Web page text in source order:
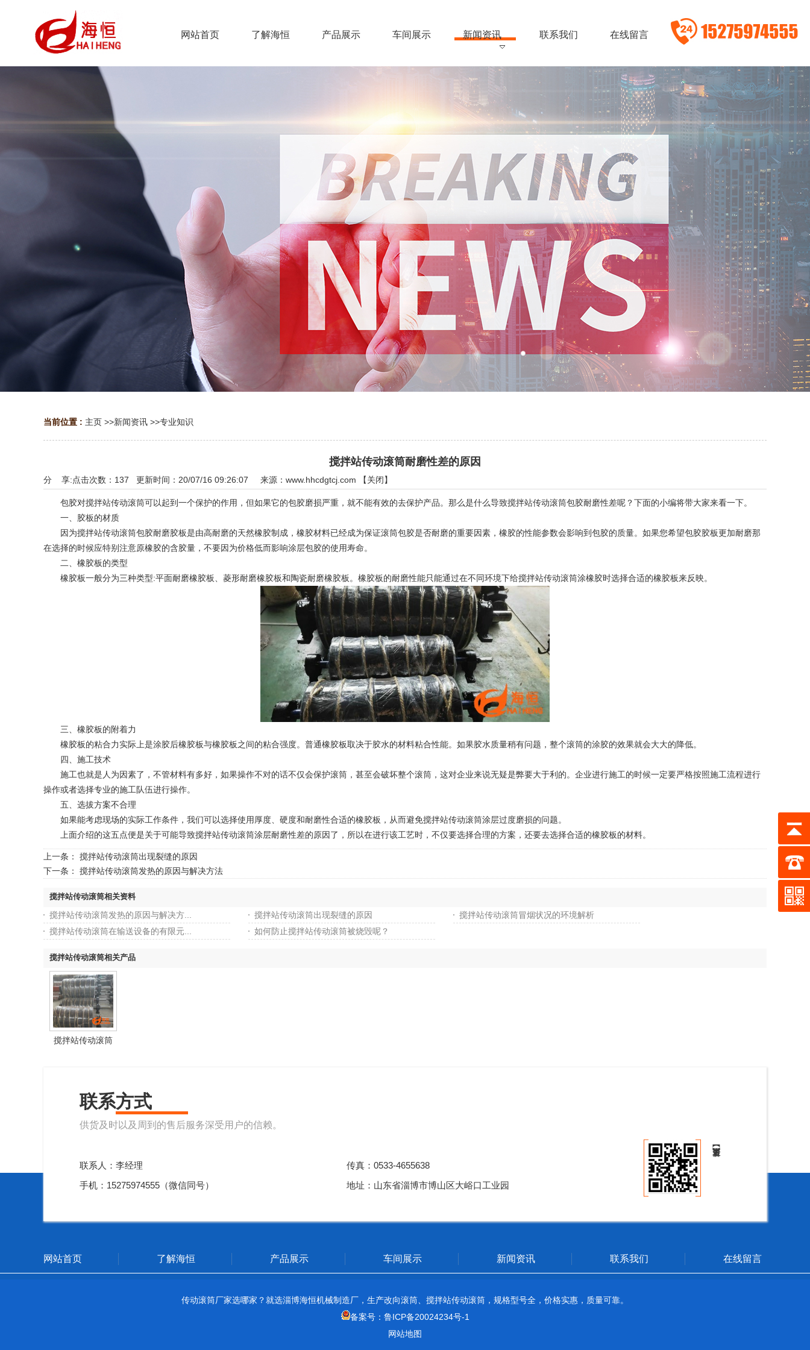
网站首页 了解海恒 产品展示 车间展示 新闻资讯 联系我们 在线留言
当前位置 : 主页 >>新闻资讯 >>专业知识
搅拌站传动滚筒耐磨性差的原因
点击次数： 137 更新时间：20/07/16 09:26:07 来源： www.hhcdgtcj.com 【关闭】
分 享:
包胶对搅拌站传动滚筒可以起到一个保护的作用，但如果它的包胶磨损严重，就不能有效的去保护产品。那么是什么导致搅拌站传动滚筒包胶耐磨性差呢？下面的小编将带大家来看一下。
一、胶板的材质
因为搅拌站传动滚筒包胶耐磨胶板是由高耐磨的天然橡胶制成，橡胶材料已经成为保证滚筒包胶是否耐磨的重要因素，橡胶的性能参数会影响到包胶的质量。如果您希望包胶胶板更加耐磨那
在选择的时候应特别注意原橡胶的含胶量，不要因为价格低而影响涂层包胶的使用寿命。
二、橡胶板的类型
橡胶板一般分为三种类型:平面耐磨橡胶板、菱形耐磨橡胶板和陶瓷耐磨橡胶板。橡胶板的耐磨性能只能通过在不同环境下给搅拌站传动滚筒涂橡胶时选择合适的橡胶板来反映。
三、橡胶板的附着力
橡胶板的粘合力实际上是涂胶后橡胶板与橡胶板之间的粘合强度。普通橡胶板取决于胶水的材料粘合性能。如果胶水质量稍有问题，整个滚筒的涂胶的效果就会大大的降低。
四、施工技术
施工也就是人为因素了，不管材料有多好，如果操作不对的话不仅会保护滚筒，甚至会破坏整个滚筒，这对企业来说无疑是弊要大于利的。企业进行施工的时候一定要严格按照施工流程进行
操作或者选择专业的施工队伍进行操作。
五、选拔方案不合理
如果能考虑现场的实际工作条件，我们可以选择使用厚度、硬度和耐磨性合适的橡胶板，从而避免搅拌站传动滚筒涂层过度磨损的问题。
上面介绍的这五点便是关于可能导致搅拌站传动滚筒涂层耐磨性差的原因了，所以在进行该工艺时，不仅要选择合理的方案，还要去选择合适的橡胶板的材料。
上一条： 搅拌站传动滚筒出现裂缝的原因
下一条： 搅拌站传动滚筒发热的原因与解决方法
搅拌站传动滚筒相关资料
搅拌站传动滚筒发热的原因与解决方... 搅拌站传动滚筒出现裂缝的原因
搅拌站传动滚筒冒烟状况的环境解析
搅拌站传动滚筒在输送设备的有限元...
如何防止搅拌站传动滚筒被烧毁呢？
搅拌站传动滚筒相关产品
搅拌站传动滚筒
联系方式
供货及时以及周到的售后服务深受用户的信赖。
联系人：李经理
手机：15275974555（微信同号）
传真：0533-4655638
地址：山东省淄博市博山区大峪口工业园
网站首页 了解海恒 产品展示 车间展示 新闻资讯 联系我们 在线留言
传动滚筒厂家选哪家？就选淄博海恒机械制造厂，生产改向滚筒、搅拌站传动滚筒，规格型号全，价格实惠，质量可靠。
备案号：鲁ICP备20024234号-1
网站地图